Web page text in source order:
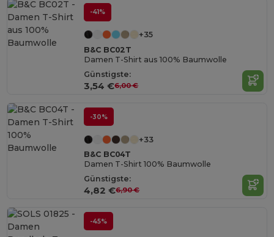
-41%
+35
B&C BC02T
Damen T-Shirt aus 100% Baumwolle
Günstigste:
3,54 €6,00 €
-30%
+33
B&C BC04T
Damen T-Shirt 100% Baumwolle
Günstigste:
4,82 €6,90 €
-45%